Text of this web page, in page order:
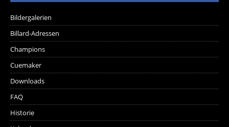
Bildergalerien
Billard-Adressen
Champions
Cuemaker
Downloads
FAQ
Historie